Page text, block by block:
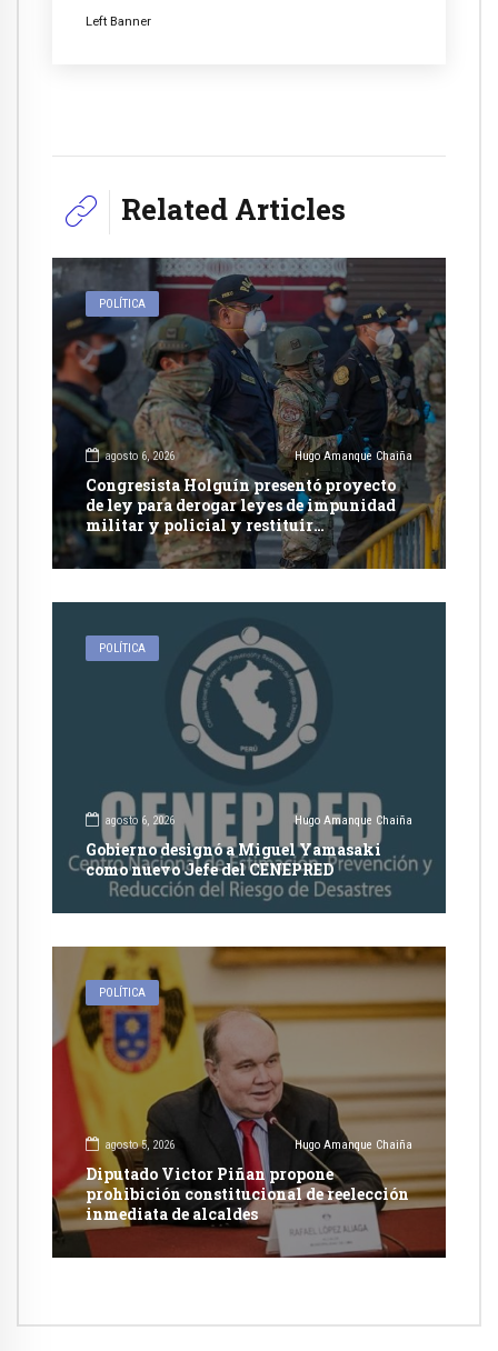
Left Banner
Related Articles
POLÍTICA
agosto 6, 2026 Hugo Amanque Chaiña
Congresista Holguín presentó proyecto
de ley para derogar leyes de impunidad
militar y policial y restituir
competencia de justicia ordinaria
POLÍTICA
agosto 6, 2026 Hugo Amanque Chaiña
Gobierno designó a Miguel Yamasaki
como nuevo Jefe del CENEPRED
POLÍTICA
agosto 5, 2026 Hugo Amanque Chaiña
Diputado Victor Piñan propone
prohibición constitucional de reelección
inmediata de alcaldes